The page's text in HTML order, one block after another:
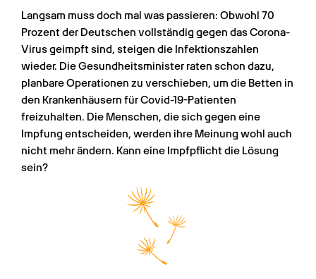
Langsam muss doch mal was passieren: Obwohl 70
Prozent der Deutschen vollständig gegen das Corona-
Virus geimpft sind, steigen die Infektionszahlen
wieder. Die Gesundheitsminister raten schon dazu,
planbare Operationen zu verschieben, um die Betten in
den Krankenhäusern für Covid-19-Patienten
freizuhalten. Die Menschen, die sich gegen eine
Impfung entscheiden, werden ihre Meinung wohl auch
nicht mehr ändern. Kann eine Impfpflicht die Lösung
sein?